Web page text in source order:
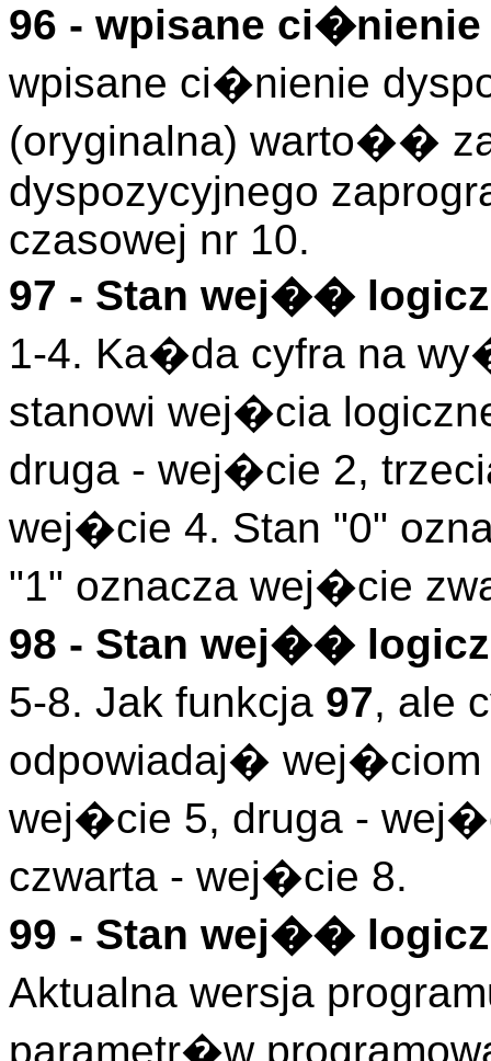
96 - wpisane
wpisane ci�nienie
(oryginalna) warto��
dyspozycyjnego
czasowej nr 10.
97 - Stan wej��
1-4. Ka�da cyfra na
stanowi wej�cia
druga - wej�cie 2,
wej�cie 4. Stan "0"
"1" oznacza wej�cie
98 - Stan wej��
5-8. Jak funkcja 97, ale
odpowiadaj� wej�ciom
wej�cie 5, druga -
czwarta - wej�cie 8.
99 - Stan wej��
Aktualna wersja
parametr�w